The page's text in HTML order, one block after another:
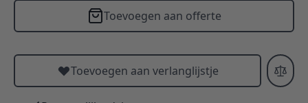
Toevoegen aan offerte
Toevoegen aan verlanglijstje